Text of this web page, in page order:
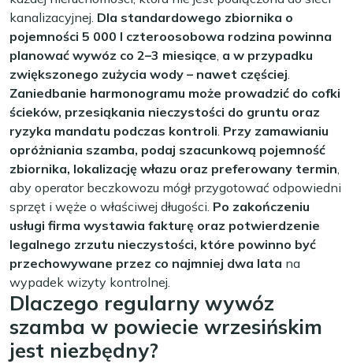
kanalizacyjnej. Dla standardowego zbiornika o
pojemności 5 000 l czteroosobowa rodzina powinna
planować wywóz co 2–3 miesiące, a w przypadku
zwiększonego zużycia wody – nawet częściej.
Zaniedbanie harmonogramu może prowadzić do cofki
ścieków, przesiąkania nieczystości do gruntu oraz
ryzyka mandatu podczas kontroli. Przy zamawianiu
opróżniania szamba, podaj szacunkową pojemność
zbiornika, lokalizację włazu oraz preferowany termin,
aby operator beczkowozu mógł przygotować odpowiedni
sprzęt i węże o właściwej długości. Po zakończeniu
usługi firma wystawia fakturę oraz potwierdzenie
legalnego zrzutu nieczystości, które powinno być
przechowywane przez co najmniej dwa lata na
wypadek wizyty kontrolnej.
Dlaczego regularny wywóz
szamba w powiecie wrzesińskim
jest niezbędny?